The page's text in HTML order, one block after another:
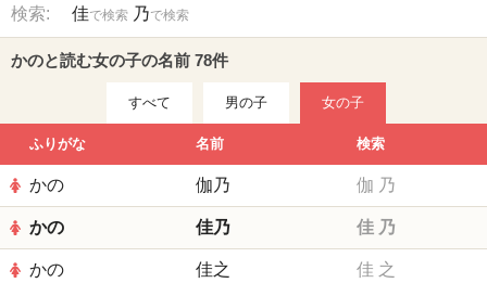
検索:
佳で検索 乃で検索
かのと読む女の子の名前 78件
すべて 男の子 女の子
ふりがな 名前 検索
かの 伽乃 伽 乃
かの 佳乃 佳 乃
かの 佳之 佳 之